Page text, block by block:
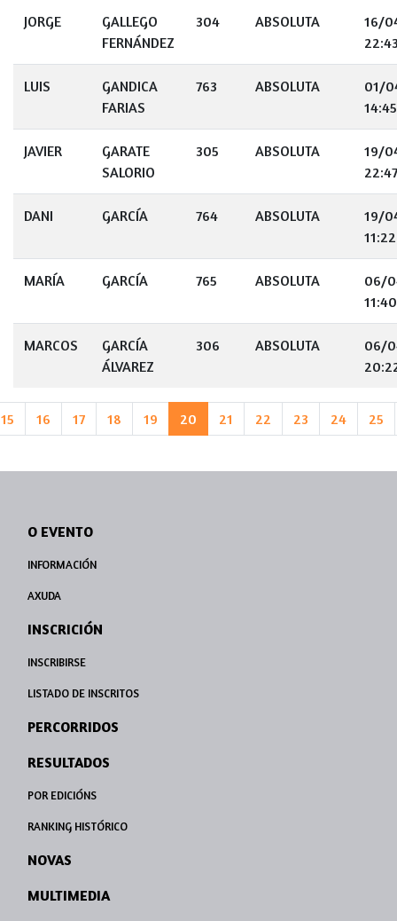
JORGE
GALLEGO
FERNÁNDEZ
304 ABSOLUTA
16/
LUIS
GANDICA
FARIAS
763 ABSOLUTA
01/
14:45
JAVIER
GARATE
SALORIO
305 ABSOLUTA
19/
22:47
DANI GARCÍA 764 ABSOLUTA
19/
11:22
MARÍA GARCÍA 765 ABSOLUTA
06/
11:40
MARCOS
GARCÍA
ÁLVAREZ
306 ABSOLUTA
06/
15 16 17 18 19 20 21 22 23 24 25
O EVENTO
INFORMACIÓN
AXUDA
INSCRICIÓN
INSCRIBIRSE
LISTADO DE INSCRITOS
PERCORRIDOS
RESULTADOS
POR EDICIÓNS
RANKING HISTÓRICO
NOVAS
MULTIMEDIA